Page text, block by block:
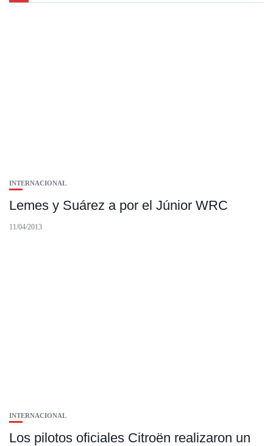
INTERNACIONAL
Lemes y Suárez a por el Júnior WRC
11/04/2013
INTERNACIONAL
Los pilotos oficiales Citroën realizaron un